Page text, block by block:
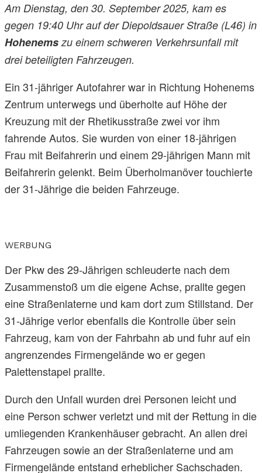
Am Dienstag, den 30. September 2025, kam es
gegen 19:40 Uhr auf der Diepoldsauer Straße (L46) in
Hohenemszu einem schweren Verkehrsunfall mit
drei beteiligten Fahrzeugen.
Ein 31-jähriger Autofahrer war in Richtung Hohenems
Zentrum unterwegs und überholte auf Höhe der
Kreuzung mit der Rhetikusstraße zwei vor ihm
fahrende Autos. Sie wurden von einer 18-jährigen
Frau mit Beifahrerin und einem 29-jährigen Mann mit
Beifahrerin gelenkt. Beim Überholmanöver touchierte
der 31-Jährige die beiden Fahrzeuge.
WERBUNG
Der Pkw des 29-Jährigen schleuderte nach dem
Zusammenstoß um die eigene Achse, prallte gegen
eine Straßenlaterne und kam dort zum Stillstand. Der
31-Jährige verlor ebenfalls die Kontrolle über sein
Fahrzeug, kam von der Fahrbahn ab und fuhr auf ein
angrenzendes Firmengelände wo er gegen
Palettenstapel prallte.
Durch den Unfall wurden drei Personen leicht und
eine Person schwer verletzt und mit der Rettung in die
umliegenden Krankenhäuser gebracht. An allen drei
Fahrzeugen sowie an der Straßenlaterne und am
Firmengelände entstand erheblicher Sachschaden.